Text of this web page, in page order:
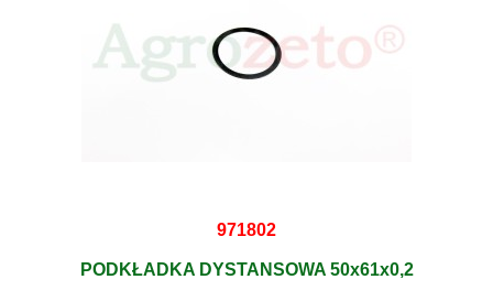
971802
PODKŁADKA DYSTANSOWA 50x61x0,2